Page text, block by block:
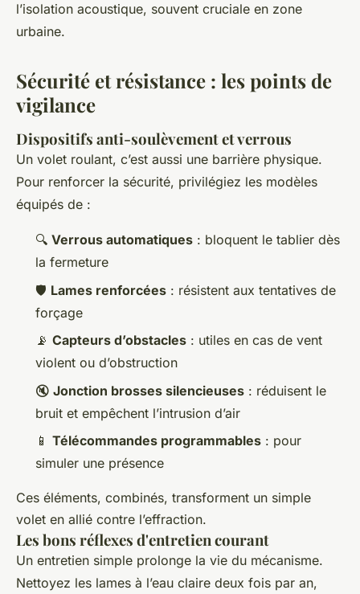
l’isolation acoustique, souvent cruciale en zone
urbaine.
Sécurité et résistance : les points de
vigilance
Dispositifs anti-soulèvement et verrous
Un volet roulant, c’est aussi une barrière physique.
Pour renforcer la sécurité, privilégiez les modèles
équipés de :
🔍 Verrous automatiques : bloquent le tablier dès
la fermeture
🛡️ Lames renforcées : résistent aux tentatives de
forçage
📡 Capteurs d’obstacles : utiles en cas de vent
violent ou d’obstruction
🔇 Jonction brosses silencieuses : réduisent le
bruit et empêchent l’intrusion d’air
📱 Télécommandes programmables : pour
simuler une présence
Ces éléments, combinés, transforment un simple
volet en allié contre l’effraction.
Les bons réflexes d'entretien courant
Un entretien simple prolonge la vie du mécanisme.
Nettoyez les lames à l’eau claire deux fois par an,